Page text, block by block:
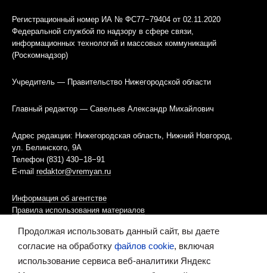
Регистрационный номер ИА № ФС77−79404 от 02.11.2020
Федеральной службой по надзору в сфере связи,
информационных технологий и массовых коммуникаций
(Роскомнадзор)
Учредитель — Правительство Нижегородской области
Главный редактор — Савельев Александр Михайлович
Адрес редакции: Нижегородская область, Нижний Новгород,
ул. Белинского, 9А
Телефон (831) 430−18−91
E-mail redaktor@vremyan.ru
Информация об агентстве
Правила использования материалов
Информационная политика использования «cookies»-файлов
Ресурс содержит материалы 16+
Продолжая использовать данный сайт, вы даете
согласие на обработку файлов cookie, включая
использование сервиса веб-аналитики Яндекс